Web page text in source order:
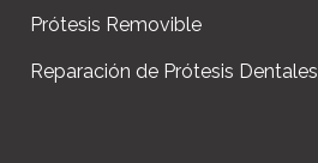
Prótesis Removible
Reparación de Prótesis Dentales